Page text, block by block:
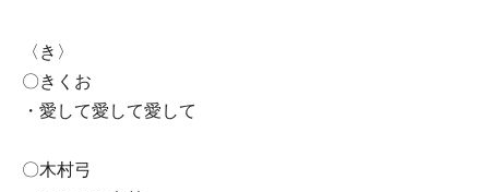
〈き〉
〇きくお
・愛して愛して愛して
〇木村弓